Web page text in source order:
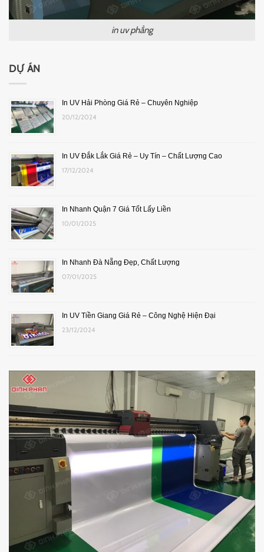
in uv phẳng
DỰ ÁN
In UV Hải Phòng Giá Rẻ – Chuyên Nghiệp
20/12/2024
In UV Đắk Lắk Giá Rẻ – Uy Tín – Chất Lượng Cao
17/12/2024
In Nhanh Quận 7 Giá Tốt Lấy Liền
10/01/2025
In Nhanh Đà Nẵng Đẹp, Chất Lượng
07/01/2025
In UV Tiền Giang Giá Rẻ – Công Nghệ Hiện Đại
23/12/2024